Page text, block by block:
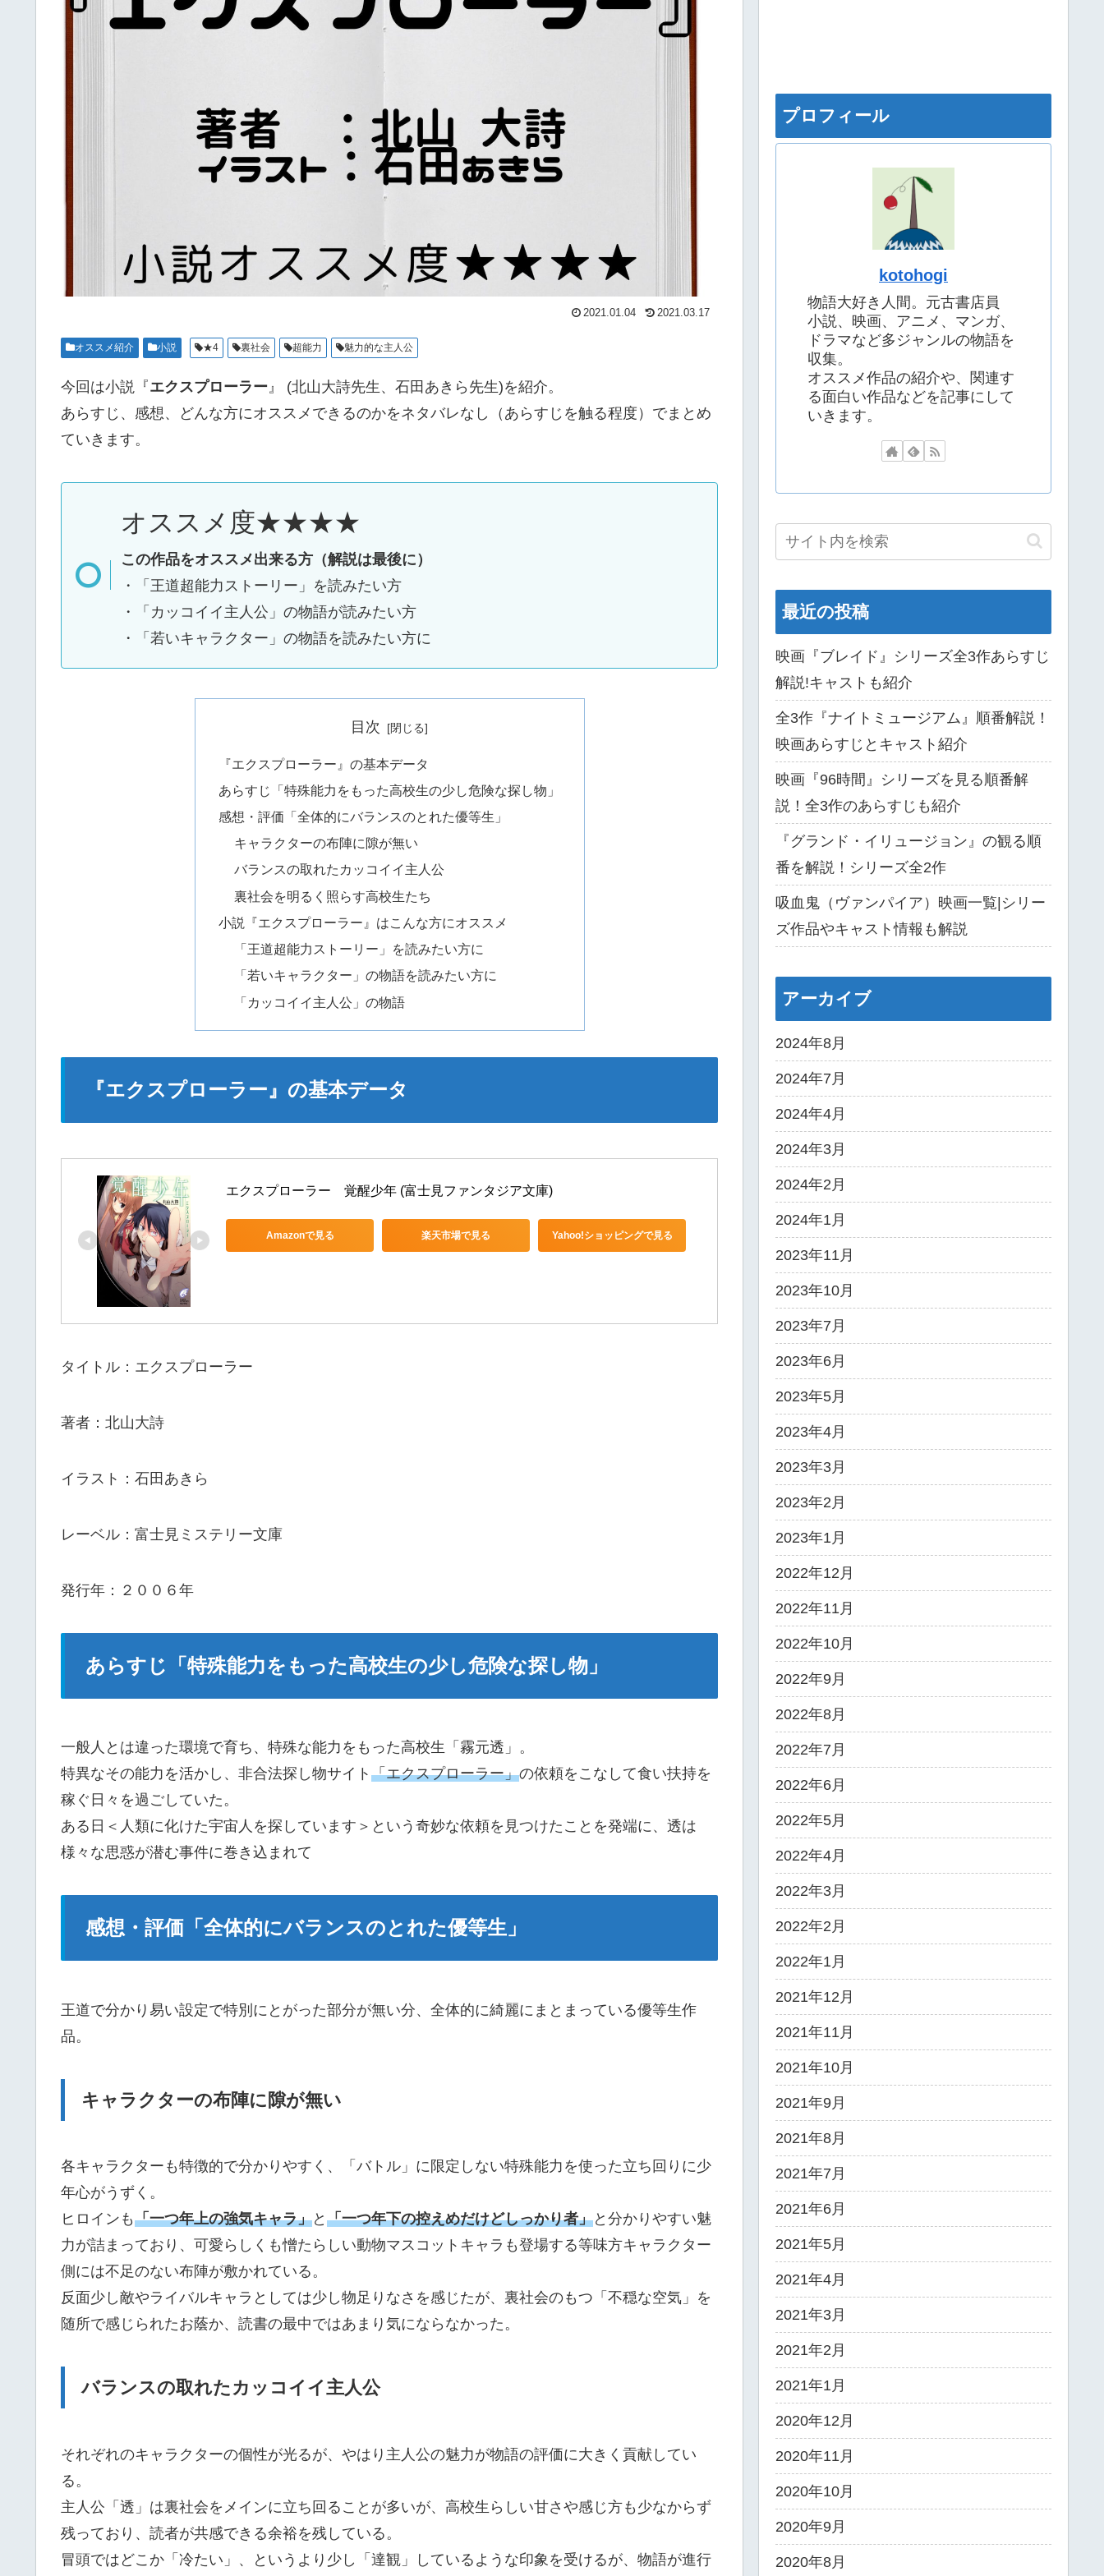
2021.01.04 2021.03.17
オススメ紹介 小説 ★4 裏社会 超能力 魅力的な主人公
今回は小説『エクスプローラー 』 (北山大詩先生、石田あきら先生)を紹介。
あらすじ、感想、どんな方にオススメできるのかをネタバレなし（あらすじを触る程度）でまとめ
ていきます。
オススメ度★★★★
この作品をオススメ出来る方（解説は最後に）
・「王道超能力ストーリー」を読みたい方
・「カッコイイ主人公」の物語が読みたい方
・「若いキャラクター」の物語を読みたい方に
目次
『エクスプローラー』の基本データ
あらすじ「特殊能力をもった高校生の少し危険な探し物」
感想・評価「全体的にバランスのとれた優等生」
キャラクターの布陣に隙が無い
バランスの取れたカッコイイ主人公
裏社会を明るく照らす高校生たち
小説『エクスプローラー』はこんな方にオススメ
「王道超能力ストーリー」を読みたい方に
「若いキャラクター」の物語を読みたい方に
「カッコイイ主人公」の物語
『エクスプローラー』の基本データ
エクスプローラー　覚醒少年 (富士見ファンタジア文庫)
Amazonで見る 楽天市場で見る Yahoo!ショッピングで見る
タイトル：エクスプローラー
著者：北山大詩
イラスト：石田あきら
レーベル：富士見ミステリー文庫
発行年：２００６年
あらすじ「特殊能力をもった高校生の少し危険な探し物」
一般人とは違った環境で育ち、特殊な能力をもった高校生「霧元透」。
特異なその能力を活かし、非合法探し物サイト 「エクスプローラー」の依頼をこなして食い扶持を
稼ぐ日々を過ごしていた。
ある日＜人類に化けた宇宙人を探しています＞という奇妙な依頼を見つけたことを発端に、透は
様々な思惑が潜む事件に巻き込まれて
感想・評価「全体的にバランスのとれた優等生」
王道で分かり易い設定で特別にとがった部分が無い分、全体的に綺麗にまとまっている優等生作
品。
キャラクターの布陣に隙が無い
各キャラクターも特徴的で分かりやすく、「バトル」に限定しない特殊能力を使った立ち回りに少
年心がうずく。
ヒロインも「一つ年上の強気キャラ」と 「一つ年下の控えめだけどしっかり者」と分かりやすい魅
力が詰まっており、可愛らしくも憎たらしい動物マスコットキャラも登場する等味方キャラクター
側には不足のない布陣が敷かれている。
反面少し敵やライバルキャラとしては少し物足りなさを感じたが、裏社会のもつ「不穏な空気」を
随所で感じられたお蔭か、読書の最中ではあまり気にならなかった。
バランスの取れたカッコイイ主人公
それぞれのキャラクターの個性が光るが、やはり主人公の魅力が物語の評価に大きく貢献してい
る。
主人公「透」は裏社会をメインに立ち回ることが多いが、高校生らしい甘さや感じ方も少なからず
残っており、読者が共感できる余裕を残している。
冒頭ではどこか「冷たい」、というより少し「達観」しているような印象を受けるが、物語が進行
プロフィール
kotohogi
物語大好き人間。元古書店員
小説、映画、アニメ、マンガ、
ドラマなど多ジャンルの物語を
収集。
オススメ作品の紹介や、関連す
る面白い作品などを記事にして
いきます。
最近の投稿
映画『ブレイド』シリーズ全3作あらすじ
解説!キャストも紹介
全3作『ナイトミュージアム』順番解説！
映画あらすじとキャスト紹介
映画『96時間』シリーズを見る順番解
説！全3作のあらすじも紹介
『グランド・イリュージョン』の観る順
番を解説！シリーズ全2作
吸血鬼（ヴァンパイア）映画一覧|シリー
ズ作品やキャスト情報も解説
アーカイブ
2024年8月
2024年7月
2024年4月
2024年3月
2024年2月
2024年1月
2023年11月
2023年10月
2023年7月
2023年6月
2023年5月
2023年4月
2023年3月
2023年2月
2023年1月
2022年12月
2022年11月
2022年10月
2022年9月
2022年8月
2022年7月
2022年6月
2022年5月
2022年4月
2022年3月
2022年2月
2022年1月
2021年12月
2021年11月
2021年10月
2021年9月
2021年8月
2021年7月
2021年6月
2021年5月
2021年4月
2021年3月
2021年2月
2021年1月
2020年12月
2020年11月
2020年10月
2020年9月
2020年8月